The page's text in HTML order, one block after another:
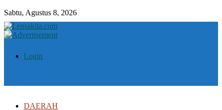
Sabtu, Agustus 8, 2026
Login
DAERAH